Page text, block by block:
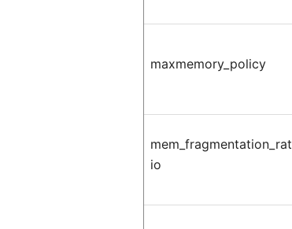
maxmemory_policy
mem_fragmentation_rat
io